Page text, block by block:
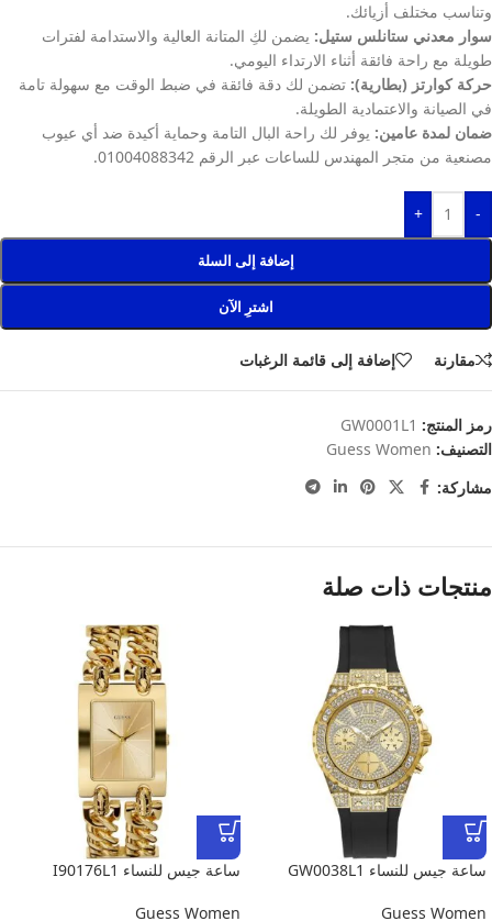
وتناسب مختلف أزيائك.
سوار معدني ستانلس ستيل: يضمن لكِ المتانة العالية والاستدامة لفترات
طويلة مع راحة فائقة أثناء الارتداء اليومي.
حركة كوارتز (بطارية): تضمن لك دقة فائقة في ضبط الوقت مع سهولة تامة
في الصيانة والاعتمادية الطويلة.
ضمان لمدة عامين: يوفر لك راحة البال التامة وحماية أكيدة ضد أي عيوب
مصنعية من متجر المهندس للساعات عبر الرقم 01004088342.
-
+
إضافة إلى السلة
اشترِ الآن
مقارنة إضافة إلى قائمة الرغبات
رمز المنتج: GW0001L1
التصنيف: Guess Women
مشاركة:
منتجات ذات صلة
ساعة جيس للنساء GW0038L1
Guess Women
ساعة جيس للنساء I90176L1
Guess Women